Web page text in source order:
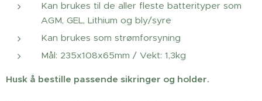
Kan brukes til de aller fleste batterityper som
AGM, GEL, Lithium og bly/syre
Kan brukes som strømforsyning
Mål: 235x108x65mm / Vekt: 1,3kg
Husk å bestille passende sikringer og holder.